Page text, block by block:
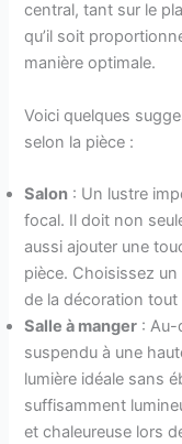
central, tant sur le
qu’il soit
manière optimale.
Voici quelques
selon la pièce :
Salon : Un lustre
focal. Il doit non
aussi ajouter une
pièce. Choisissez
de la décoration tout
Salle à manger : Au-
suspendu à une
lumière idéale sans
suffisamment
et chaleureuse lors